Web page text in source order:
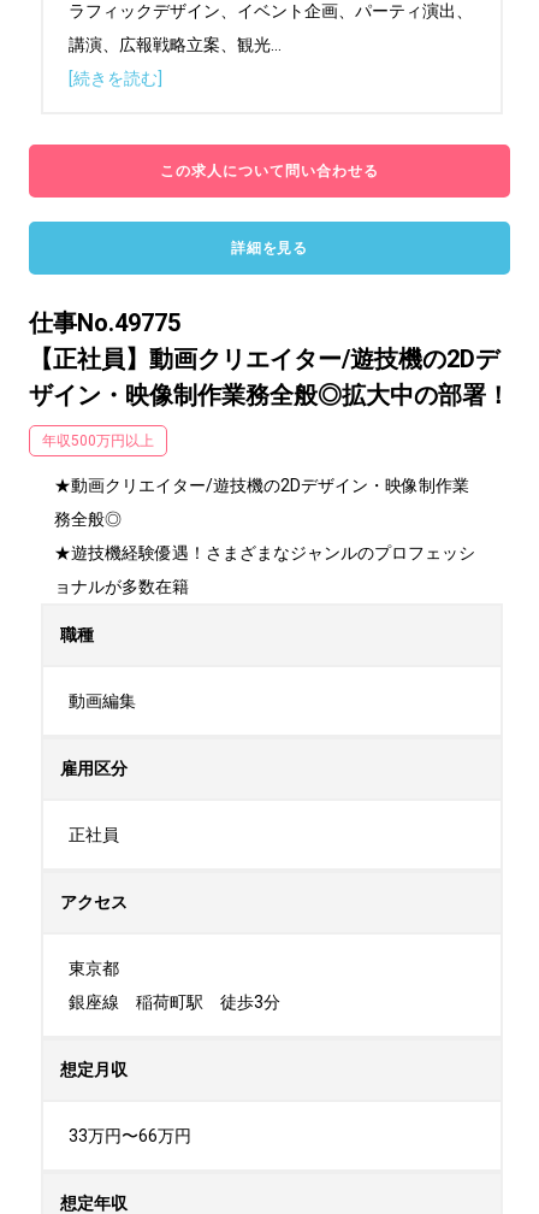
ラフィックデザイン、イベント企画、パーティ演出、
講演、広報戦略立案、観光
[続きを読む]
この求人について問い合わせる
詳細を見る
仕事No.49775
【正社員】動画クリエイター/遊技機の2Dデ
ザイン・映像制作業務全般◎拡大中の部署！
年収500万円以上
★動画クリエイター/遊技機の2Dデザイン・映像制作業
務全般◎
★遊技機経験優遇！さまざまなジャンルのプロフェッシ
ョナルが多数在籍
職種
動画編集
雇用区分
正社員
アクセス
東京都
銀座線　稲荷町駅　徒歩3分
想定月収
33万円〜66万円
想定年収